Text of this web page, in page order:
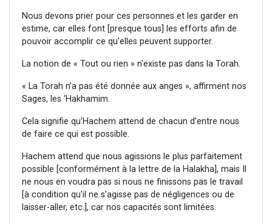
Nous devons prier pour ces personnes et les garder en
estime, car elles font [presque tous] les efforts afin de
pouvoir accomplir ce qu'elles peuvent supporter.
La notion de « Tout ou rien » n'existe pas dans la Torah.
« La Torah n’a pas été donnée aux anges », affirment nos
Sages, les ‘Hakhamim.
Cela signifie qu’Hachem attend de chacun d’entre nous
de faire ce qui est possible.
Hachem attend que nous agissions le plus parfaitement
possible [conformément à la lettre de la Halakha], mais Il
ne nous en voudra pas si nous ne finissons pas le travail
[à condition qu'il ne s'agisse pas de négligences ou de
laisser-aller, etc.], car nos capacités sont limitées.